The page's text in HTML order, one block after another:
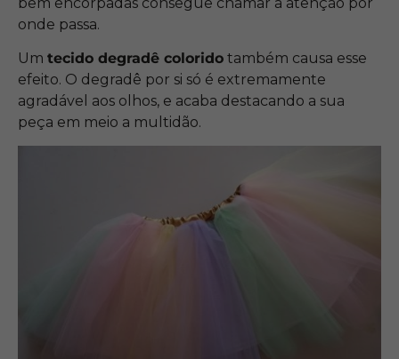
onde passa.
Um tecido degradê colorido também causa esse
efeito. O degradê por si só é extremamente
agradável aos olhos, e acaba destacando a sua
peça em meio a multidão.